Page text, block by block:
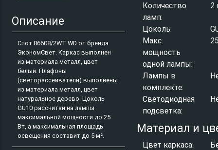
Описание
Спот 86608/2WT WD от бренда
ЭкономСвет. Каркас выполнен
из материала металл, цвет
белый. Плафоны
(светорассеиватели) выполнены
из материала металл, цвет
натуральное дерево. Цоколь
GU10 рассчитан на лампы
максимальной мощности до 25
Вт, а максимальная площадь
освещения составит до 5 м².
Количество
ламп:
2
Цоколь:
Макс.
мощность
одной лампы:
Лампы в
комплекте:
Светодиодная
подсветка:
Материал и
Цвет каркаса: